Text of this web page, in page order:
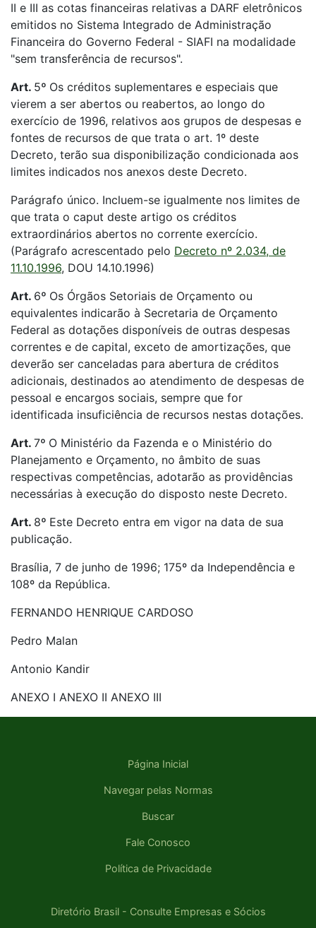
II e III as cotas financeiras relativas a DARF eletrônicos
emitidos no Sistema Integrado de Administração
Financeira do Governo Federal - SIAFI na modalidade
"sem transferência de recursos".
Art. 5º Os créditos suplementares e especiais que
vierem a ser abertos ou reabertos, ao longo do
exercício de 1996, relativos aos grupos de despesas e
fontes de recursos de que trata o art. 1º deste
Decreto, terão sua disponibilização condicionada aos
limites indicados nos anexos deste Decreto.
Parágrafo único. Incluem-se igualmente nos limites de
que trata o caput deste artigo os créditos
extraordinários abertos no corrente exercício.
(Parágrafo acrescentado pelo Decreto nº 2.034, de
11.10.1996, DOU 14.10.1996)
Art. 6º Os Órgãos Setoriais de Orçamento ou
equivalentes indicarão à Secretaria de Orçamento
Federal as dotações disponíveis de outras despesas
correntes e de capital, exceto de amortizações, que
deverão ser canceladas para abertura de créditos
adicionais, destinados ao atendimento de despesas de
pessoal e encargos sociais, sempre que for
identificada insuficiência de recursos nestas dotações.
Art. 7º O Ministério da Fazenda e o Ministério do
Planejamento e Orçamento, no âmbito de suas
respectivas competências, adotarão as providências
necessárias à execução do disposto neste Decreto.
Art. 8º Este Decreto entra em vigor na data de sua
publicação.
Brasília, 7 de junho de 1996; 175º da Independência e
108º da República.
FERNANDO HENRIQUE CARDOSO
Pedro Malan
Antonio Kandir
ANEXO I ANEXO II ANEXO III
Página Inicial
Navegar pelas Normas
Buscar
Fale Conosco
Política de Privacidade
Diretório Brasil - Consulte Empresas e Sócios